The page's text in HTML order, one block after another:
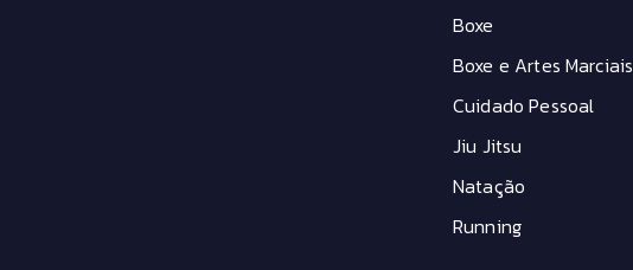
Boxe
Boxe e Artes Marciais
Cuidado Pessoal
Jiu Jitsu
Natação
Running